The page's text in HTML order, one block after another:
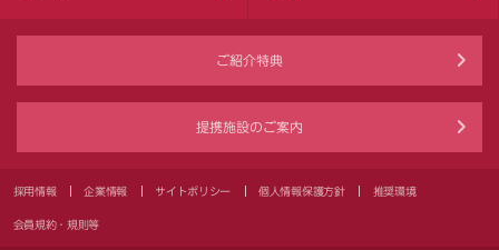
ご紹介特典
提携施設のご案内
採用情報 企業情報 サイトポリシー 個人情報保護方針 推奨環境
会員規約・規則等